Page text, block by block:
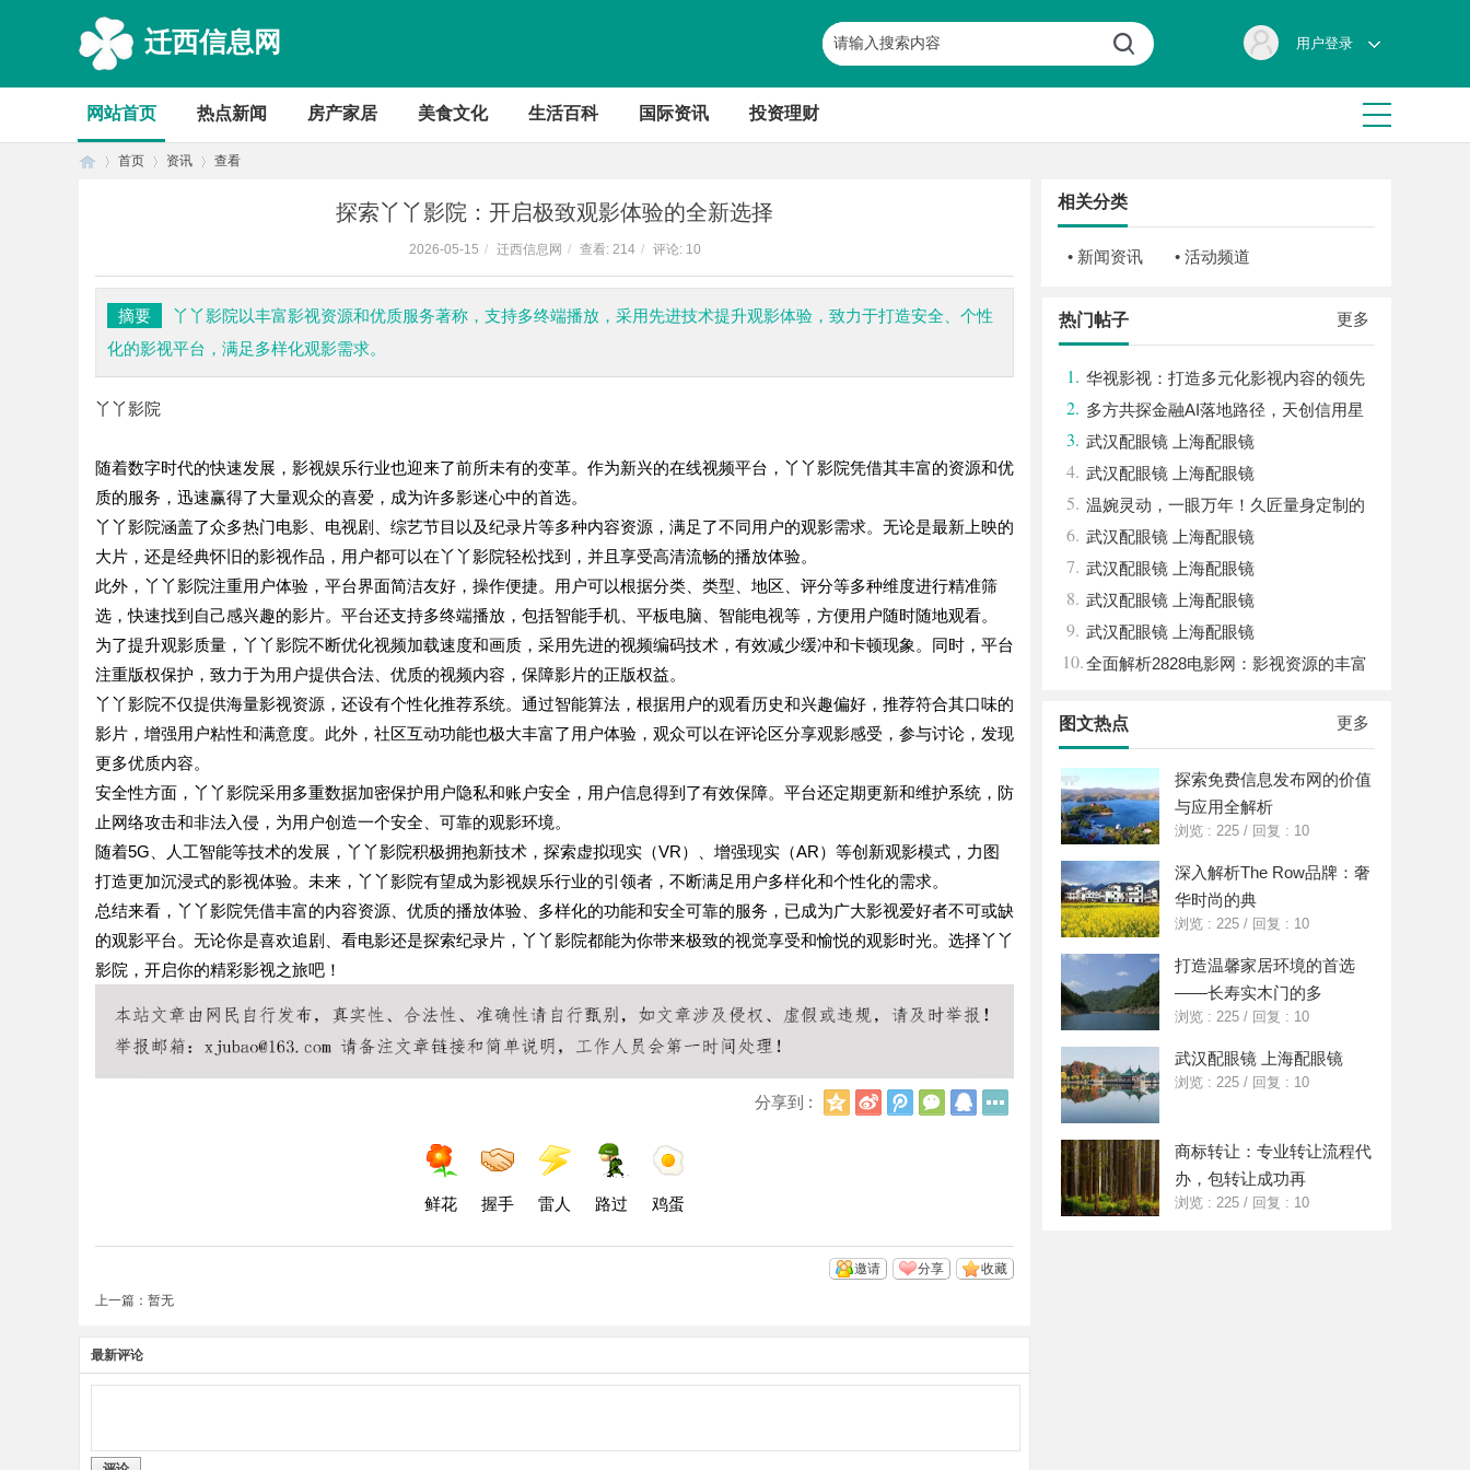
迁西信息网 用户登录
网站首页 热点新闻 房产家居 美食文化 生活百科 国际资讯 投资理财
首页 资讯 查看
探索丫丫影院：开启极致观影体验的全新选择
2026-05-15 / 迁西信息网 / 查看: 214 / 评论: 10
摘要
丫丫影院以丰富影视资源和优质服务著称，支持多终端播放，采用先进技术提升观影体验，致力于打造安全、个性
化的影视平台，满足多样化观影需求。
丫丫影院
随着数字时代的快速发展，影视娱乐行业也迎来了前所未有的变革。作为新兴的在线视频平台，丫丫影院凭借其丰富的资源和优
质的服务，迅速赢得了大量观众的喜爱，成为许多影迷心中的首选。
丫丫影院涵盖了众多热门电影、电视剧、综艺节目以及纪录片等多种内容资源，满足了不同用户的观影需求。无论是最新上映的
大片，还是经典怀旧的影视作品，用户都可以在丫丫影院轻松找到，并且享受高清流畅的播放体验。
此外，丫丫影院注重用户体验，平台界面简洁友好，操作便捷。用户可以根据分类、类型、地区、评分等多种维度进行精准筛
选，快速找到自己感兴趣的影片。平台还支持多终端播放，包括智能手机、平板电脑、智能电视等，方便用户随时随地观看。
为了提升观影质量，丫丫影院不断优化视频加载速度和画质，采用先进的视频编码技术，有效减少缓冲和卡顿现象。同时，平台
注重版权保护，致力于为用户提供合法、优质的视频内容，保障影片的正版权益。
丫丫影院不仅提供海量影视资源，还设有个性化推荐系统。通过智能算法，根据用户的观看历史和兴趣偏好，推荐符合其口味的
影片，增强用户粘性和满意度。此外，社区互动功能也极大丰富了用户体验，观众可以在评论区分享观影感受，参与讨论，发现
更多优质内容。
安全性方面，丫丫影院采用多重数据加密保护用户隐私和账户安全，用户信息得到了有效保障。平台还定期更新和维护系统，防
止网络攻击和非法入侵，为用户创造一个安全、可靠的观影环境。
随着5G、人工智能等技术的发展，丫丫影院积极拥抱新技术，探索虚拟现实（VR）、增强现实（AR）等创新观影模式，力图
打造更加沉浸式的影视体验。未来，丫丫影院有望成为影视娱乐行业的引领者，不断满足用户多样化和个性化的需求。
总结来看，丫丫影院凭借丰富的内容资源、优质的播放体验、多样化的功能和安全可靠的服务，已成为广大影视爱好者不可或缺
的观影平台。无论你是喜欢追剧、看电影还是探索纪录片，丫丫影院都能为你带来极致的视觉享受和愉悦的观影时光。选择丫丫
影院，开启你的精彩影视之旅吧！
分享到 :
Q
新
浪
腾
讯
微
信
Q
鲜花 握手 雷人 路过 鸡蛋
收藏
分享
邀请
上一篇：暂无
最新评论
相关分类
• 新闻资讯 • 活动频道
更多
热门帖子
1. 华视影视：打造多元化影视内容的领先
平台
2. 多方共探金融AI落地路径，天创信用星
图AI助力产业金融智能升级
3. 武汉配眼镜 上海配眼镜
4. 武汉配眼镜 上海配眼镜
5. 温婉灵动，一眼万年！久匠量身定制的
眉眼唇，才是你整张脸的点睛之笔！淡颜系
女生的气质加分项
6. 武汉配眼镜 上海配眼镜
7. 武汉配眼镜 上海配眼镜
8. 武汉配眼镜 上海配眼镜
9. 武汉配眼镜 上海配眼镜
10.全面解析2828电影网：影视资源的丰富
更多
图文热点
探索免费信息发布网的价值
与应用全解析
浏览 : 225 / 回复 : 10
深入解析The Row品牌：奢
华时尚的典
浏览 : 225 / 回复 : 10
打造温馨家居环境的首选
——长寿实木门的多
浏览 : 225 / 回复 : 10
武汉配眼镜 上海配眼镜
浏览 : 225 / 回复 : 10
商标转让：专业转让流程代
办，包转让成功再
浏览 : 225 / 回复 : 10